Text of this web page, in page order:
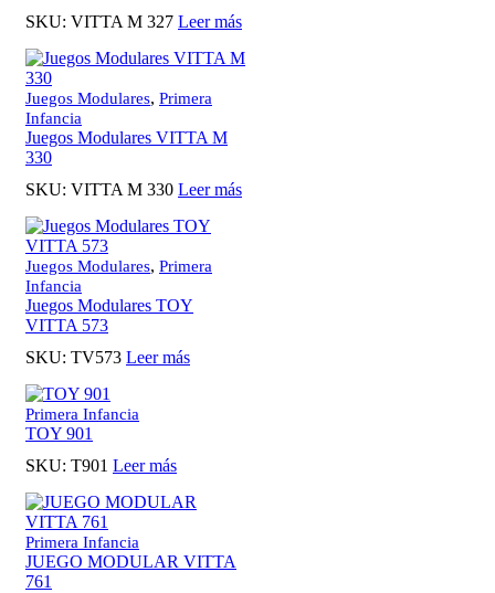
SKU: VITTA M 327 Leer más
Juegos Modulares, Primera
Infancia
Juegos Modulares VITTA M
330
SKU: VITTA M 330 Leer más
Juegos Modulares, Primera
Infancia
Juegos Modulares TOY
VITTA 573
SKU: TV573 Leer más
Primera Infancia
TOY 901
SKU: T901 Leer más
Primera Infancia
JUEGO MODULAR VITTA
761